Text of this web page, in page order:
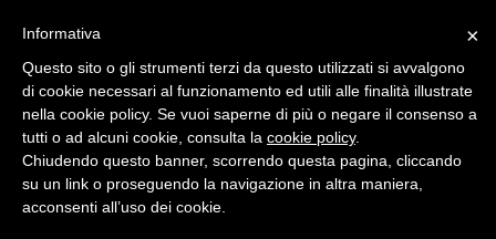
×
Informativa
Questo sito o gli strumenti terzi da questo utilizzati si avvalgono
di cookie necessari al funzionamento ed utili alle finalità illustrate
nella cookie policy. Se vuoi saperne di più o negare il consenso a
tutti o ad alcuni cookie, consulta la cookie policy.
Chiudendo questo banner, scorrendo questa pagina, cliccando
su un link o proseguendo la navigazione in altra maniera,
acconsenti all’uso dei cookie.